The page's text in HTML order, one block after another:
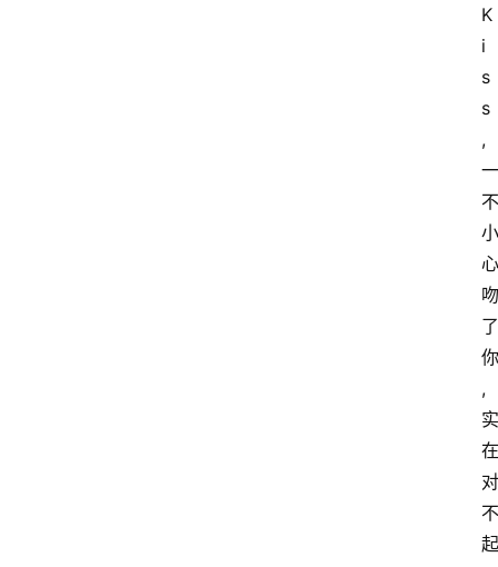
K
i
s
s
,
一
不
小
心
吻
了
你
,
实
在
对
不
起